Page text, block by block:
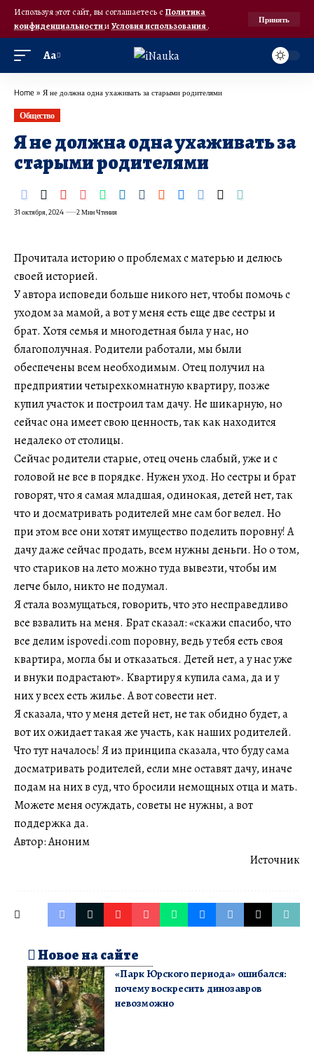
Используя этот сайт, вы соглашаетесь с Политика
конфиденциальностииУсловия использования.
Принять
Аа
Home » Я не должна одна ухаживать за старыми родителями
Общество
Я не должна одна ухаживать за
старыми родителями
31 октября, 2024 2 Мин Чтения
Прочитала историю о проблемах с матерью и делюсь
своей историей.
У автора исповеди больше никого нет, чтобы помочь с
уходом за мамой, а вот у меня есть еще две сестры и
брат. Хотя семья и многодетная была у нас, но
благополучная. Родители работали, мы были
обеспечены всем необходимым. Отец получил на
предприятии четырехкомнатную квартиру, позже
купил участок и построил там дачу. Не шикарную, но
сейчас она имеет свою ценность, так как находится
недалеко от столицы.
Сейчас родители старые, отец очень слабый, уже и с
головой не все в порядке. Нужен уход. Но сестры и брат
говорят, что я самая младшая, одинокая, детей нет, так
что и досматривать родителей мне сам бог велел. Но
при этом все они хотят имущество поделить поровну! А
дачу даже сейчас продать, всем нужны деньги. Но о том,
что стариков на лето можно туда вывезти, чтобы им
легче было, никто не подумал.
Я стала возмущаться, говорить, что это несправедливо
все взвалить на меня. Брат сказал: «скажи спасибо, что
все делим ispovedi.com поровну, ведь у тебя есть своя
квартира, могла бы и отказаться. Детей нет, а у нас уже
и внуки подрастают». Квартиру я купила сама, да и у
них у всех есть жилье. А вот совести нет.
Я сказала, что у меня детей нет, не так обидно будет, а
вот их ожидает такая же участь, как наших родителей.
Что тут началось! Я из принципа сказала, что буду сама
досматривать родителей, если мне оставят дачу, иначе
подам на них в суд, что бросили немощных отца и мать.
Можете меня осуждать, советы не нужны, а вот
поддержка да.
Автор: Аноним
Источник
Новое на сайте
«Парк Юрского периода» ошибался:
почему воскресить динозавров
невозможно